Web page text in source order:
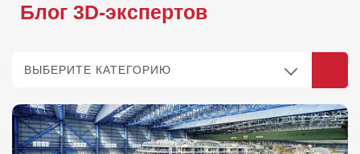
Блог 3D-экспертов
ВЫБЕРИТЕ КАТЕГОРИЮ